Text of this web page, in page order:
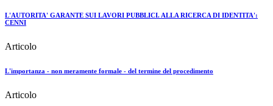
L'AUTORITA' GARANTE SUI LAVORI PUBBLICI. ALLA RICERCA DI IDENTITA':
CENNI
Articolo
L'importanza - non meramente formale - del termine del procedimento
Articolo